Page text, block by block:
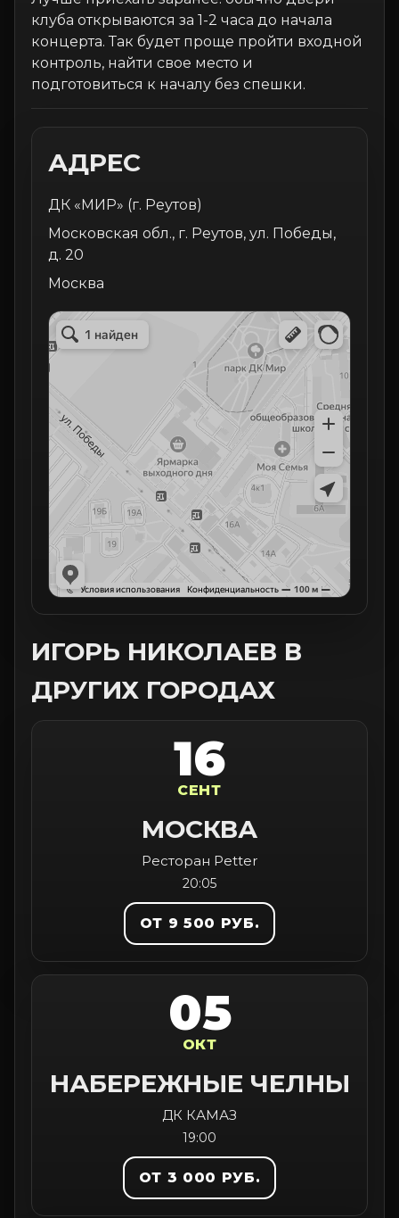
клуба открываются за 1-2 часа до начала
концерта. Так будет проще пройти входной
контроль, найти свое место и
подготовиться к началу без спешки.
АДРЕС
ДК «МИР» (г. Реутов)
Московская обл., г. Реутов, ул. Победы,
д. 20
Москва
ИГОРЬ НИКОЛАЕВ В
ДРУГИХ ГОРОДАХ
16
СЕНТ
МОСКВА
Ресторан Petter
20:05
ОТ 9 500 РУБ.
05
ОКТ
НАБЕРЕЖНЫЕ ЧЕЛНЫ
ДК КАМАЗ
19:00
ОТ 3 000 РУБ.